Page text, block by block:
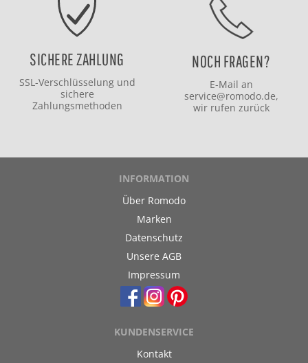
SICHERE ZAHLUNG
SSL-Verschlüsselung und
sichere
Zahlungsmethoden
NOCH FRAGEN?
E-Mail an
service@romodo.de,
wir rufen zurück
INFORMATION
Über Romodo
Marken
Datenschutz
Unsere AGB
Impressum
KUNDENSERVICE
Kontakt